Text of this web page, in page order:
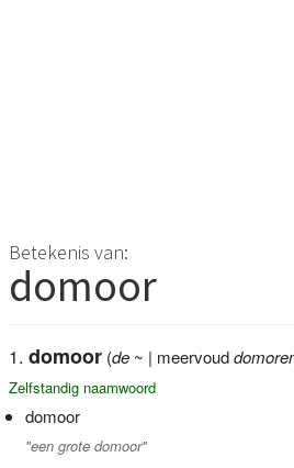
Betekenis van:
domoor
domoor(de~ | meervoud
Zelfstandig naamwoord
domoor
"een grote domoor"